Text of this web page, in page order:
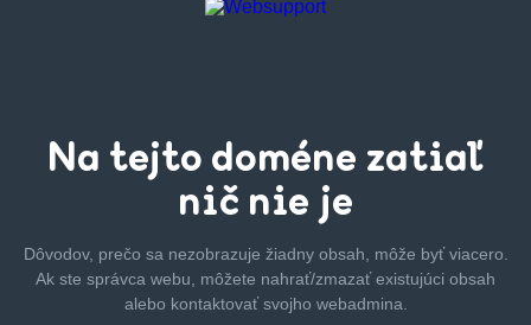
Na tejto doméne zatiaľ
nič nie je
Dôvodov, prečo sa nezobrazuje žiadny obsah, môže byťviacero.
Ak ste správca webu, môžete nahrať/zmazaťexistujúci obsah
alebo kontaktovať svojho webadmina.